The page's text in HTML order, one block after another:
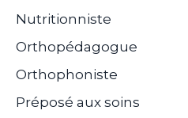
Nutritionniste
Orthopédagogue
Orthophoniste
Préposé aux soins